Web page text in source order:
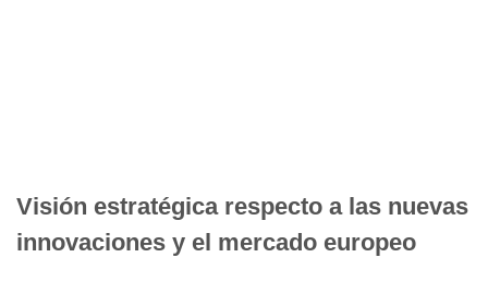
Visión estratégica respecto a las nuevas
innovaciones y el mercado europeo